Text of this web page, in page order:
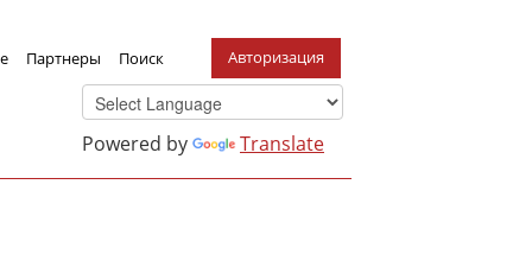
Партнеры Поиск Авторизация
Powered by Translate